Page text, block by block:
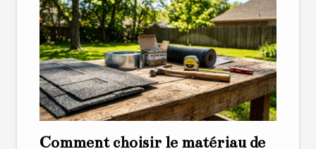
Comment choisir le matériau de